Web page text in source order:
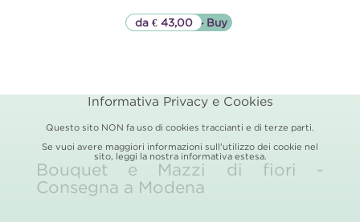
▷▷ Buy
da € 43,00
Bouquet e Mazzi di fiori -
Consegna a Modena
Informativa Privacy e Cookies
Questo sito NON fa uso di cookies traccianti e di terze parti.
Se vuoi avere maggiori informazioni sull'utilizzo dei cookie nel
sito, leggi la nostra informativa estesa.